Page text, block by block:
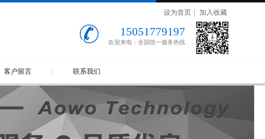
设为首页 加入收藏
15051779197
欢迎来电：全国统一服务热线
客户留言 联系我们